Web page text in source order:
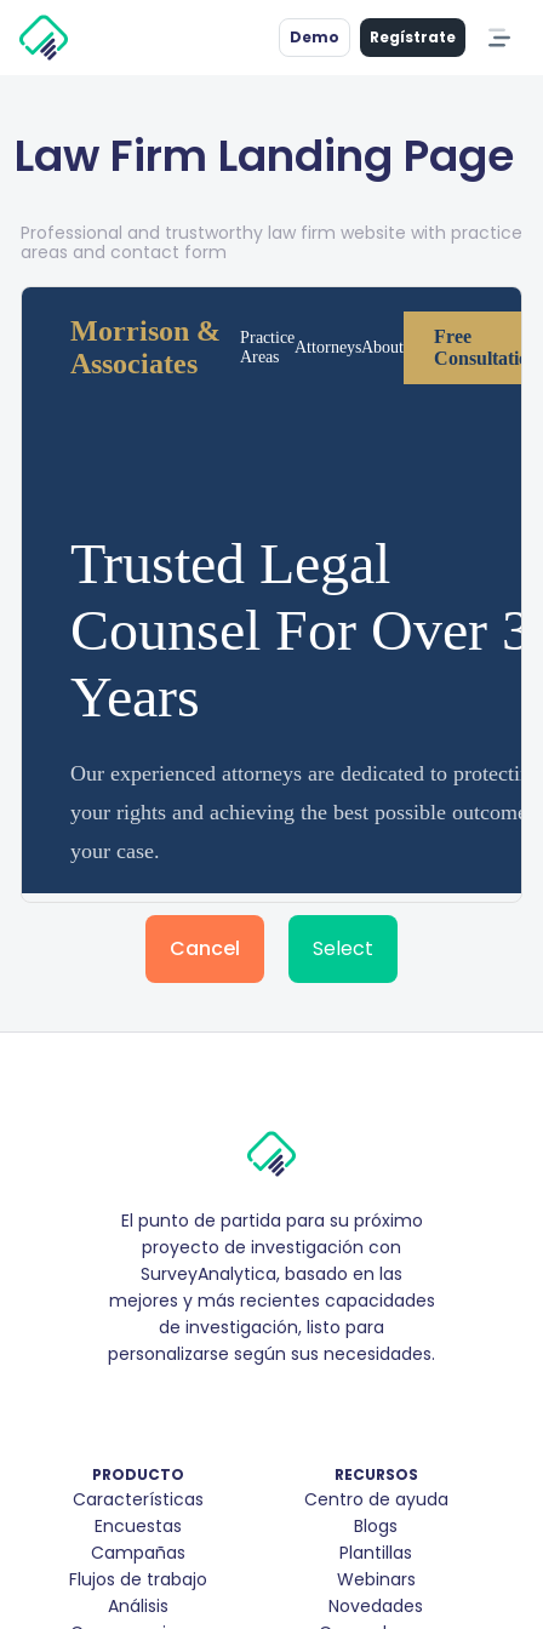
Demo Regístrate
Law Firm Landing Page
Professional and trustworthy law firm website with practice
areas and contact form
Cancel Select
El punto de partida para su próximo
proyecto de investigación con
SurveyAnalytica, basado en las
mejores y más recientes capacidades
de investigación, listo para
personalizarse según sus necesidades.
PRODUCTO
Características
Encuestas
Campañas
Flujos de trabajo
Análisis
RECURSOS
Centro de ayuda
Blogs
Plantillas
Webinars
Novedades